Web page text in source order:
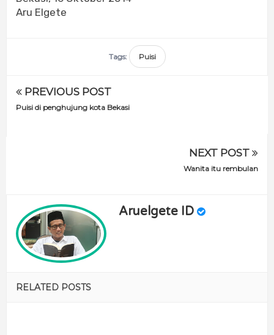
Aru Elgete
Tags: Puisi
PREVIOUS POST
Puisi di penghujung kota Bekasi
NEXT POST
Wanita itu rembulan
Aruelgete ID
RELATED POSTS